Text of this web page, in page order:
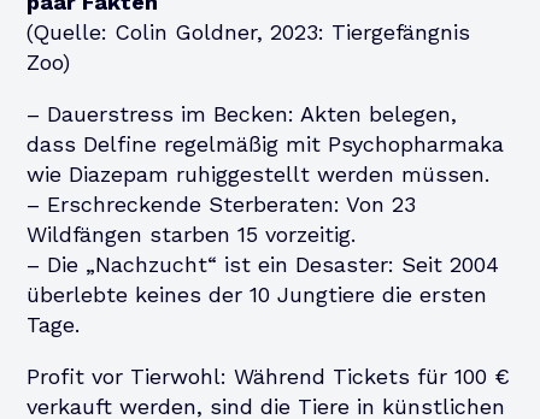
(Quelle: Colin Goldner, 2023: Tiergefängnis
Zoo)
– Dauerstress im Becken: Akten belegen,
dass Delfine regelmäßig mit Psychopharmaka
wie Diazepam ruhiggestellt werden müssen.
– Erschreckende Sterberaten: Von 23
Wildfängen starben 15 vorzeitig.
– Die „Nachzucht“ ist ein Desaster: Seit 2004
überlebte keines der 10 Jungtiere die ersten
Tage.
Profit vor Tierwohl: Während Tickets für 100 €
verkauft werden, sind die Tiere in künstlichen